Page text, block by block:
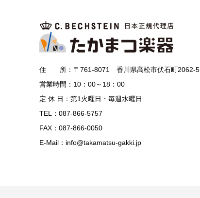
住 所：〒761-8071 香川県高松市伏石町2062-5
営業時間：10：00～18：00
定 休 日：第1火曜日・毎週水曜日
TEL：087-866-5757
FAX：087-866-0050
E-Mail：info@takamatsu-gakki.jp